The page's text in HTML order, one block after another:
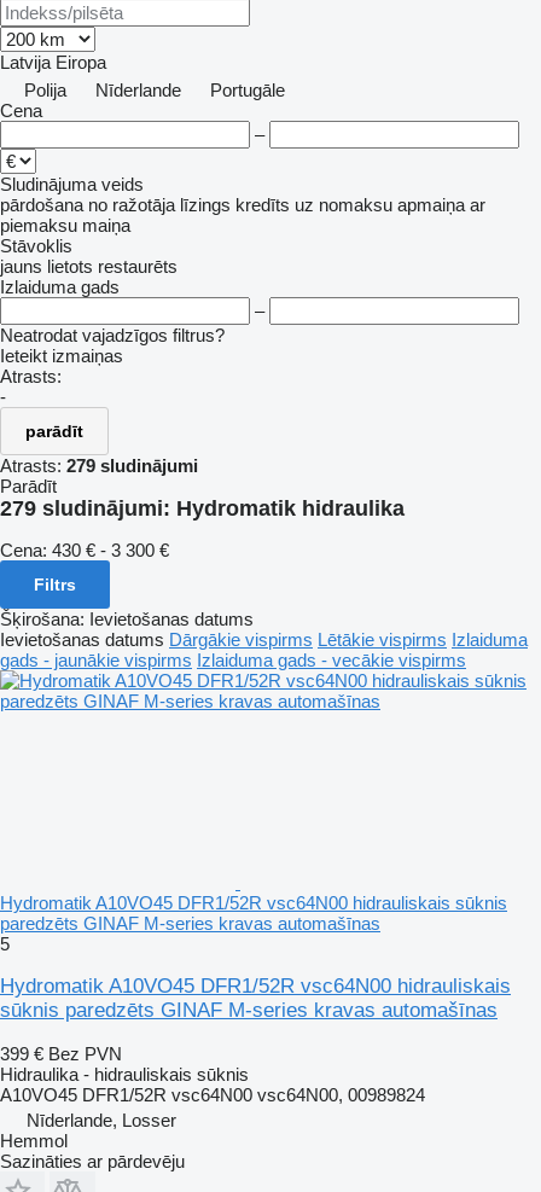
Latvija Eiropa
Polija
Nīderlande
Portugāle
Cena
–
Sludinājuma veids
pārdošana no ražotāja līzings kredīts uz nomaksu apmaiņa ar
piemaksu maiņa
Stāvoklis
jauns lietots restaurēts
Izlaiduma gads
–
Neatrodat vajadzīgos filtrus?
Ieteikt izmaiņas
Atrasts:
-
parādīt
Atrasts: 279 sludinājumi
Parādīt
279 sludinājumi: Hydromatik hidraulika
Cena: 430 € - 3 300 €
Filtrs
Šķirošana: Ievietošanas datums
Ievietošanas datums Dārgākie vispirms Lētākie vispirms Izlaiduma
gads - jaunākie vispirms Izlaiduma gads - vecākie vispirms
Hydromatik A10VO45 DFR1/52R vsc64N00 hidrauliskais sūknis
paredzēts GINAF M-series kravas automašīnas
5
Hydromatik A10VO45 DFR1/52R vsc64N00 hidrauliskais
sūknis paredzēts GINAF M-series kravas automašīnas
399 € Bez PVN
Hidraulika - hidrauliskais sūknis
A10VO45 DFR1/52R vsc64N00 vsc64N00, 00989824
Nīderlande, Losser
Hemmol
Sazināties ar pārdevēju